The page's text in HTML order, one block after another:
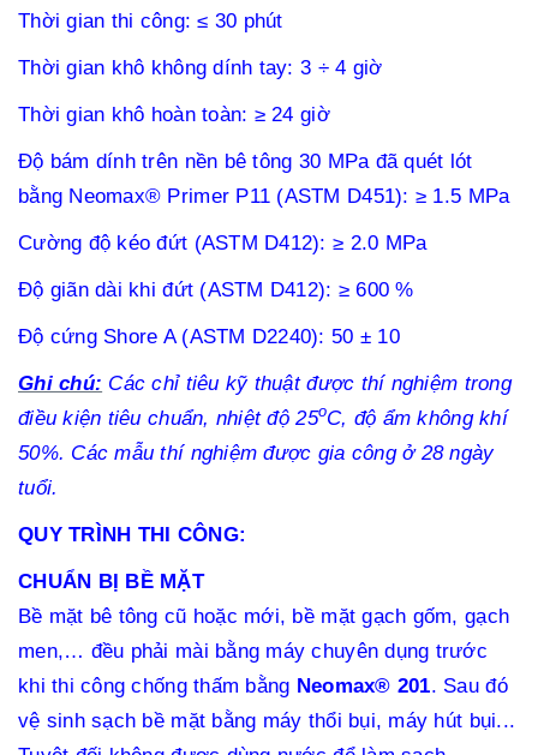
Thời gian thi công: ≤ 30 phút
Thời gian khô không dính tay: 3 ÷ 4 giờ
Thời gian khô hoàn toàn: ≥ 24 giờ
Độ bám dính trên nền bê tông 30 MPa đã quét lót
bằng Neomax® Primer P11 (ASTM D451): ≥ 1.5 MPa
Cường độ kéo đứt (ASTM D412): ≥ 2.0 MPa
Độ giãn dài khi đứt (ASTM D412): ≥ 600 %
Độ cứng Shore A (ASTM D2240): 50 ± 10
Ghi chú: Các chỉ tiêu kỹ thuật được thí nghiệm trong
điều kiện tiêu chuẩn, nhiệt độ 25oC, độ ẩm không khí
50%. Các mẫu thí nghiệm được gia công ở 28 ngày
tuổi.
QUY TRÌNH THI CÔNG:
CHUẨN BỊ BỀ MẶT
Bề mặt bê tông cũ hoặc mới, bề mặt gạch gốm, gạch
men,… đều phải mài bằng máy chuyên dụng trước
khi thi công chống thấm bằng Neomax® 201. Sau đó
vệ sinh sạch bề mặt bằng máy thổi bụi, máy hút bụi...